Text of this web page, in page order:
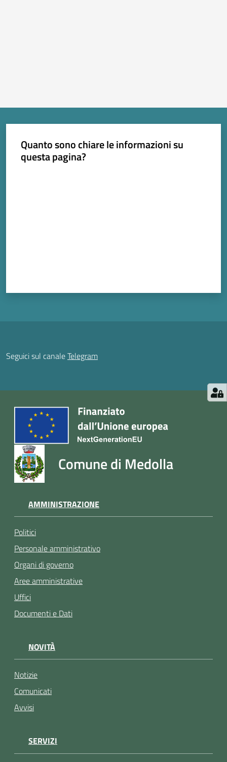
Quanto sono chiare le informazioni su
questa pagina?
Seguici sul canaleTelegram
Comune di Medolla
AMMINISTRAZIONE
Politici
Personale amministrativo
Organi di governo
Aree amministrative
Uffici
Documenti e Dati
NOVITÀ
Notizie
Comunicati
Avvisi
SERVIZI